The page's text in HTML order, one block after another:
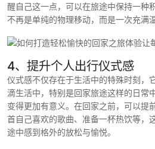
醒自己这一点，可以在旅途中保持一种
不再是单纯的物理移动，而是一次充满
4、提升个人出行仪式感
仪式感不仅存在于生活中的特殊时刻，
滴生活中，特别是回家旅途这样的日常
变得更加有意义。在回家之前，可以提
首自己喜欢的歌曲、准备一杯热饮等，
途中感到格外的放松与愉悦。